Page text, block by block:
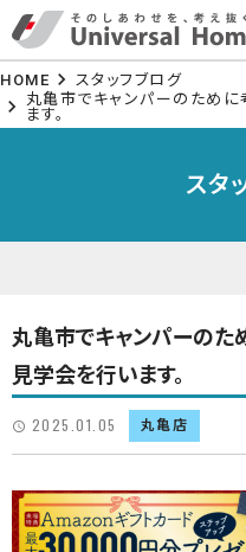
HOME
スタッフブログ
丸亀市でキャンパーのため
ます。
スタ
丸亀市でキャンパーの
見学会を行います。
2025.01.05 丸亀店